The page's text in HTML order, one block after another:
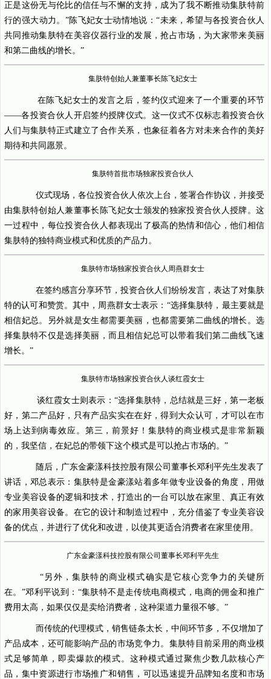
正是这份无与伦比的信任与不懈的支持，成为了我不断推动集肤特前
行的强大动力。”陈飞妃女士动情地说：“未来，希望与各投资合伙人
共同推动集肤特在美容仪器行业的发展，抢占市场，为大家带来美丽
和第二曲线的增长。”
集肤特创始人兼董事长陈飞妃女士
在陈飞妃女士的发言之后，签约仪式迎来了一个重要的环节
——各投资合伙人开启签约授牌仪式。这一仪式不仅标志着投资合伙
人们与集肤特正式建立了合作关系，也象征着各方对未来合作的美好
期待和共同愿景。
集肤特首批市场独家投资合伙人
仪式现场，各位投资合伙人依次上台，签署合作协议，并接受
由集肤特创始人兼董事长陈飞妃女士颁发的独家投资合伙人授牌。这
一过程中，每位投资合伙人都表现出了极高的热情和信心，他们相信
集肤特的独特商业模式和优质的产品力。
集肤特市场独家投资合伙人周燕群女士
在签约感言分享环节，投资合伙人们纷纷发言，表达了对集肤
特的认可和赞赏。其中，周燕群女士表示：“选择集肤特，最主要就是
相信妃总。另外就是女生都需要美丽，也都需要第二曲线的增长。选
择集肤特不仅是选择美丽，而且相信妃总可以带着我们第二曲线飞速
增长。”
集肤特市场独家投资合伙人谈红霞女士
谈红霞女士则表示：“选择集肤特，总结就是三好，第一老板
好，第二产品好，只有产品实实在在好，得到大众认可，才可以在市
场上达到病毒效应。第三，前景好！集肤特的商业模式是非常新颖
的，我坚信，在妃总的带领下这个模式是可以抢占市场的。”
随后，广东金豪漾科技控股有限公司董事长邓利平先生发表了
讲话，邓总表示：集肤特是金豪漾站着多年做专业设备的角度，用做
专业美容设备的逻辑和技术，打造出的一台可以放在家里、真正有效
的家用美容设备。在它的设计和制造过程中，充分借鉴了专业美容设
备的优点，并进行了优化和改进，以使其更适合消费者在家里使用。
广东金豪漾科技控股有限公司董事长邓利平先生
“另外，集肤特的商业模式确实是它核心竞争力的关键所
在。”邓利平说到：“集肤特不是走传统电商模式，电商的佣金和推广
费用太高，如果仅仅是卖给消费者，这种渠道力量很不够。”
而传统的代理模式，销售链条太长，中间环节多，不仅增加了
产品成本，还可能影响产品的市场竞争力。集肤特目前采用的商业模
式足够简单，即卖爆款的模式。这种模式通过聚焦少数几款核心产
品，集中资源进行市场推广和销售，可以迅速提升品牌知名度和市场